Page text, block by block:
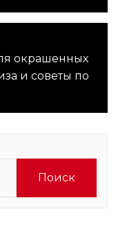
окрашенных
и советы по